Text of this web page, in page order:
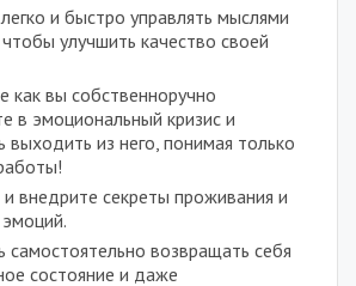
и быстро управлять мыслями
улучшить качество своей
как вы собственноручно
в эмоциональный кризис и
выходить из него, понимая только
и внедрите секреты проживания и
самостоятельно возвращать себя
состояние и даже